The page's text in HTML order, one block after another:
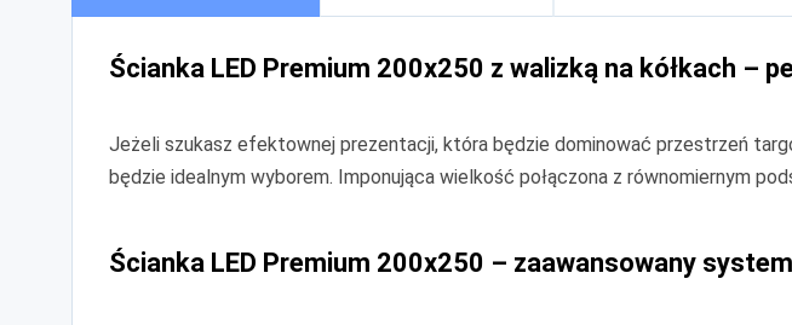
Ścianka LED Premium 200x250 z walizką na kółkach –
Jeżeli szukasz efektownej prezentacji, która będzie dominować przestrzeń
będzie idealnym wyborem. Imponująca wielkość połączona z równomiernym
Ścianka LED Premium 200x250 – zaawansowany